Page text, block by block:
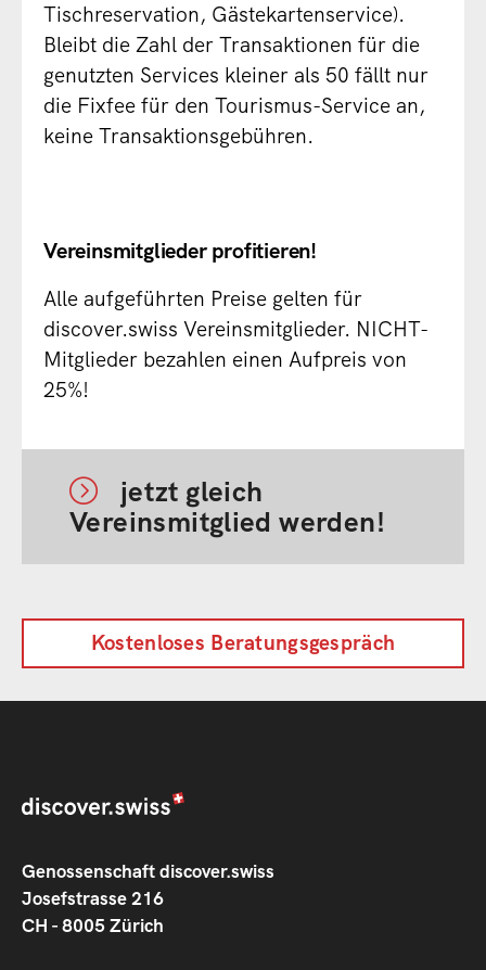
Service-Lieferanten gemäss definierten
Kommissionen inkl. Rückerstattung. Als
Payment Provider bei gemischten Warenkörben
wird Stripe verwendet (Bezahlung via
Kreditkarten, Google Pay und Apple Pay
Integration von Gutscheinsystemen
Erstellung von Abrechnungen für alle
involvierte Parteien
Verfügbar als B2C- und B2B-Marktplatz.
Beim B2C Markplatz wird die Bestellung im
und der Gast bezahlt bei discover.swiss. Im
B2B Fall werden die Bestellungen durch einen
Shop des Partners bei discover.swiss erstellt
und der Gast bezahlt beim Partner.
Einfache Anbindung der Markplatz
Frontend via API oder mittels der Checkout
Webkomponente von discover.swiss
Tischreservation, Gästekartenservice).
Bleibt die Zahl der Transaktionen für die
genutzten Services kleiner als 50 fällt nur
die Fixfee für den Tourismus-Service an,
keine Transaktionsgebühren.
Vereinsmitglieder profitieren!
Alle aufgeführten Preise gelten für
discover.swiss Vereinsmitglieder. NICHT-
Mitglieder bezahlen einen Aufpreis von
25%!
jetzt gleich
Vereinsmitglied werden!
Kostenloses Beratungsgespräch
Genossenschaft discover.swiss
Josefstrasse 216
CH - 8005 Zürich